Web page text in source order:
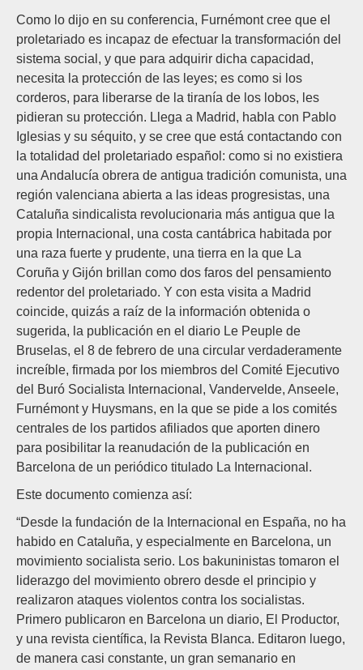
Como lo dijo en su conferencia, Furnémont cree que el
proletariado es incapaz de efectuar la transformación del
sistema social, y que para adquirir dicha capacidad,
necesita la protección de las leyes; es como si los
corderos, para liberarse de la tiranía de los lobos, les
pidieran su protección. Llega a Madrid, habla con Pablo
Iglesias y su séquito, y se cree que está contactando con
la totalidad del proletariado español: como si no existiera
una Andalucía obrera de antigua tradición comunista, una
región valenciana abierta a las ideas progresistas, una
Cataluña sindicalista revolucionaria más antigua que la
propia Internacional, una costa cantábrica habitada por
una raza fuerte y prudente, una tierra en la que La
Coruña y Gijón brillan como dos faros del pensamiento
redentor del proletariado. Y con esta visita a Madrid
coincide, quizás a raíz de la información obtenida o
sugerida, la publicación en el diario Le Peuple de
Bruselas, el 8 de febrero de una circular verdaderamente
increíble, firmada por los miembros del Comité Ejecutivo
del Buró Socialista Internacional, Vandervelde, Anseele,
Furnémont y Huysmans, en la que se pide a los comités
centrales de los partidos afiliados que aporten dinero
para posibilitar la reanudación de la publicación en
Barcelona de un periódico titulado La Internacional.
Este documento comienza así:
“Desde la fundación de la Internacional en España, no ha
habido en Cataluña, y especialmente en Barcelona, un
movimiento socialista serio. Los bakuninistas tomaron el
liderazgo del movimiento obrero desde el principio y
realizaron ataques violentos contra los socialistas.
Primero publicaron en Barcelona un diario, El Productor,
y una revista científica, la Revista Blanca. Editaron luego,
de manera casi constante, un gran semanario en